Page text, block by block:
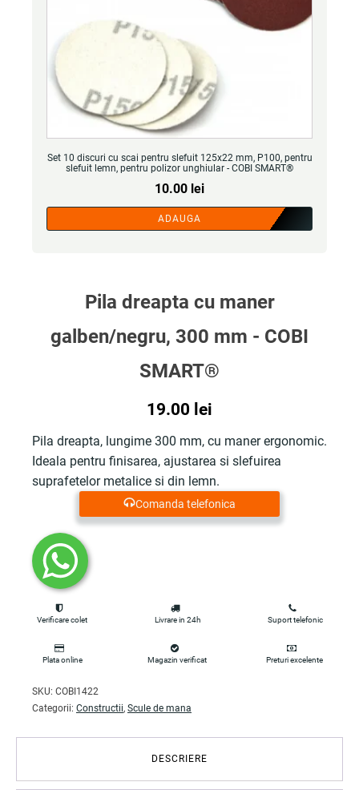
Set 10 discuri cu scai pentru slefuit 125x22 mm, P100, pentru
slefuit lemn, pentru polizor unghiular - COBI SMART®
10.00 lei
ADAUGA
Pila dreapta cu maner
galben/negru, 300 mm - COBI
SMART®
19.00 lei
Pila dreapta, lungime 300 mm, cu maner ergonomic.
Ideala pentru finisarea, ajustarea si slefuirea
suprafetelor metalice si din lemn.
Comanda telefonica
Verificare colet Livrare in 24h Suport telefonic
Plata online Magazin verificat Preturi excelente
SKU: COBI1422
Categorii: Constructii, Scule de mana
DESCRIERE